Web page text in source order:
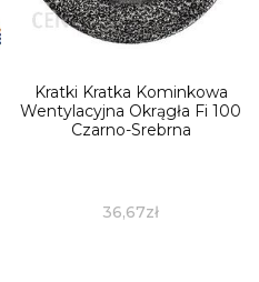
Kratki Kratka Kominkowa
Wentylacyjna Okrągła Fi 100
Czarno-Srebrna
36,67zł